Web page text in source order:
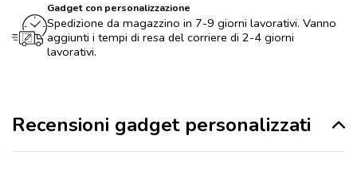
Gadget con personalizzazione
Spedizione da magazzino in 7-9 giorni lavorativi. Vanno
aggiunti i tempi di resa del corriere di 2-4 giorni
lavorativi.
Recensioni gadget personalizzati